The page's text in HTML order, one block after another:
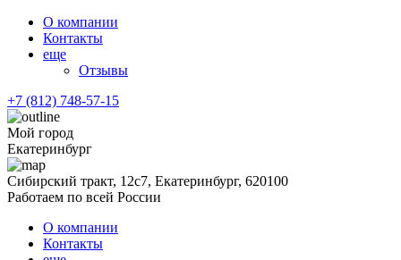
О компании
Контакты
еще
Отзывы
+7 (812) 748-57-15
Мой город
Екатеринбург
Сибирский тракт, 12с7, Екатеринбург, 620100
Работаем по всей России
О компании
Контакты